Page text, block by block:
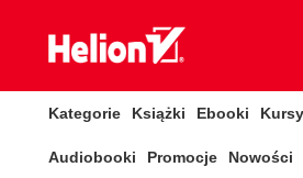
Kategorie Książki Ebooki
Audiobooki Promocje Nowości